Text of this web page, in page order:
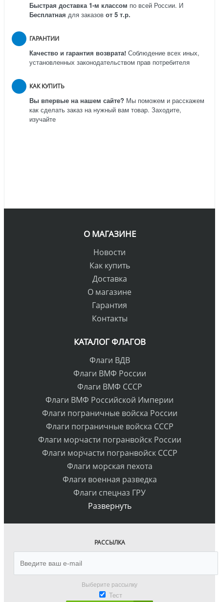
Быстрая доставка 1-м классом по всей России. И
Бесплатная для заказов от 5 т.р.
ГАРАНТИИ
Качество и гарантия возврата! Соблюдение всех иных,
установленных законодательством прав потребителя
КАК КУПИТЬ
Вы впервые на нашем сайте? Мы поможем и расскажем
как сделать заказ на нужный вам товар. Заходите,
изучайте
О МАГАЗИНЕ
Новости
Как купить
Доставка
О магазине
Гарантия
Контакты
КАТАЛОГ ФЛАГОВ
Флаги ВДВ
Флаги ВМФ России
Флаги ВМФ СССР
Флаги ВМФ Российской Империи
Флаги пограничные войска России
Флаги пограничные войска СССР
Флаги морчасти погранвойск России
Флаги морчасти погранвойск СССР
Флаги морская пехота
Флаги военная разведка
Флаги спецназ ГРУ
Развернуть
РАССЫЛКА
Выберите рассылку
Тест